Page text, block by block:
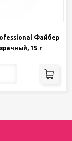
Файбер
15 г